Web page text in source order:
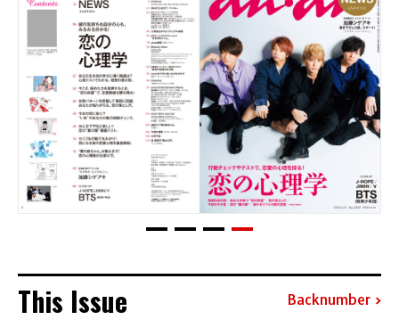
This Issue Backnumber